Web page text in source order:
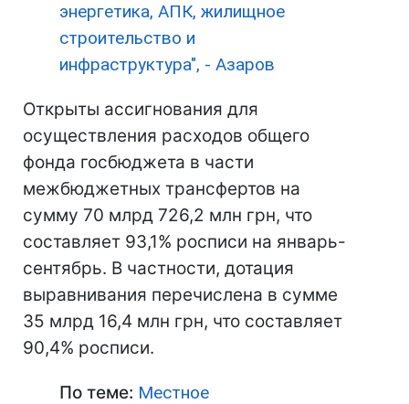
энергетика, АПК, жилищное
строительство и
инфраструктура", - Азаров
Открыты ассигнования для
осуществления расходов общего
фонда госбюджета в части
межбюджетных трансфертов на
сумму 70 млрд 726,2 млн грн, что
составляет 93,1% росписи на январь-
сентябрь. В частности, дотация
выравнивания перечислена в сумме
35 млрд 16,4 млн грн, что составляет
90,4% росписи.
По теме: Местное